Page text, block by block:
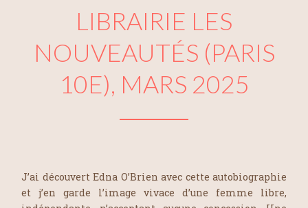
LIBRAIRIE LES
NOUVEAUTÉS (PARIS
10E), MARS 2025
J’ai découvert Edna O’Brien avec cette autobiographie
et j’en garde l’image vivace d’une femme libre,